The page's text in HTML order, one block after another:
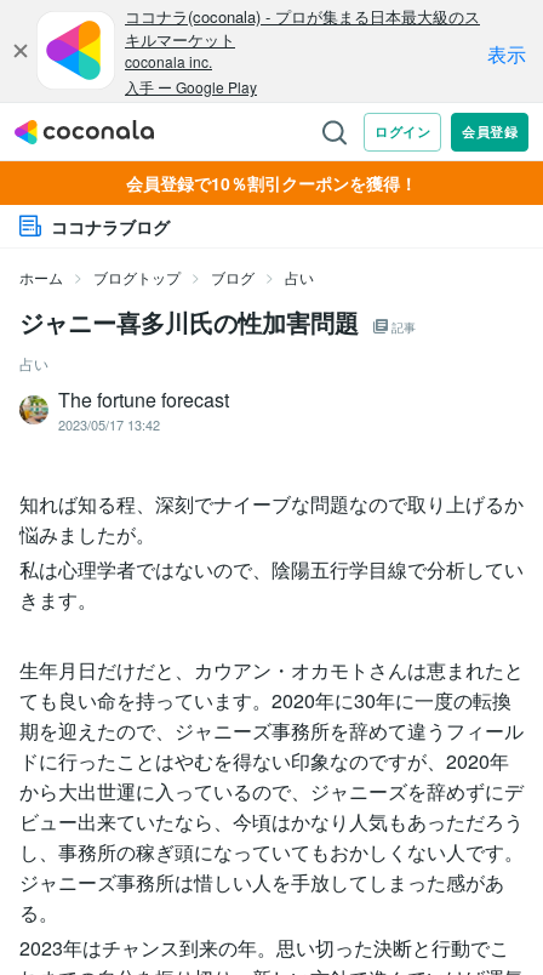
会員登録で10％割引クーポンを獲得！
ココナラブログ
ホーム ブログトップ ブログ 占い
ジャニー喜多川氏の性加害問題 記事
占い
The fortune forecast
2023/05/17 13:42
知れば知る程、深刻でナイーブな問題なので取り上げるか
悩みましたが。
私は心理学者ではないので、陰陽五行学目線で分析してい
きます。
生年月日だけだと、カウアン・オカモトさんは恵まれたと
ても良い命を持っています。2020年に30年に一度の転換
期を迎えたので、ジャニーズ事務所を辞めて違うフィール
ドに行ったことはやむを得ない印象なのですが、2020年
から大出世運に入っているので、ジャニーズを辞めずにデ
ビュー出来ていたなら、今頃はかなり人気もあっただろう
し、事務所の稼ぎ頭になっていてもおかしくない人です。
ジャニーズ事務所は惜しい人を手放してしまった感があ
る。
2023年はチャンス到来の年。思い切った決断と行動でこ